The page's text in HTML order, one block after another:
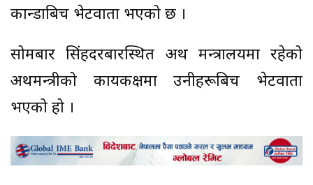
कान्डाबिच भेटवार्ता भएको छ ।
सोमबार सिंहदरबारस्थित अर्थ मन्त्रालयमा रहेको
अर्थमन्त्रीको कार्यकक्षमा उनीहरूबिच भेटवार्ता
भएको हो ।